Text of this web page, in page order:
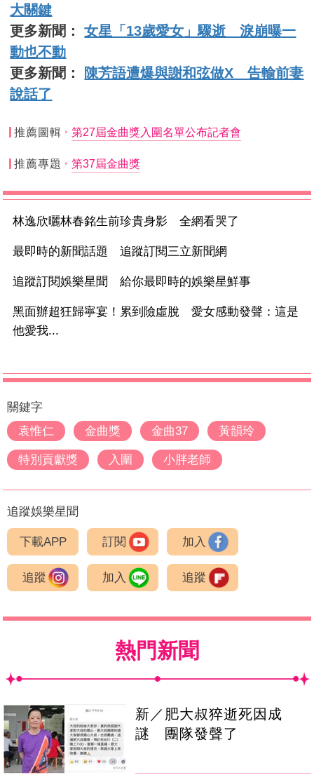
大關鍵
更多新聞：女星「13歲愛女」驟逝 淚崩曝一
動也不動
更多新聞：
陳芳語遭爆與謝和弦做X 告輸前妻
說話了
推薦圖輯 第27屆金曲獎入圍名單公布記者會
推薦專題 第37屆金曲獎
林逸欣曬林春銘生前珍貴身影 全網看哭了
最即時的新聞話題 追蹤訂閱三立新聞網
追蹤訂閱娛樂星聞 給你最即時的娛樂星鮮事
黑面辦超狂歸寧宴！累到險虛脫 愛女感動發聲：這是
他愛我...
關鍵字
袁惟仁
金曲獎 金曲37 黃韻玲
特別貢獻獎 入圍 小胖老師
追蹤娛樂星聞
下載APP 訂閱 加入
追蹤 加入 追蹤
熱門新聞
新／肥大叔猝逝死因成
謎 團隊發聲了